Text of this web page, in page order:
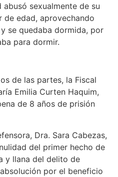
sexualmente de su
de edad, aprovechando
se quedaba dormida, por
para dormir.
de las partes, la Fiscal
Emilia Curten Haquim,
de 8 años de prisión
Dra. Sara Cabezas,
del primer hecho de
y llana del delito de
por el beneficio